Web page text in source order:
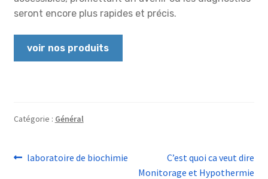
seront encore plus rapides et précis.
voir nos produits
Catégorie : Général
Navigation
Article
laboratoire de biochimie
Article
suivant :
C’est quoi ca veut dire
Monitorage et Hypothermie